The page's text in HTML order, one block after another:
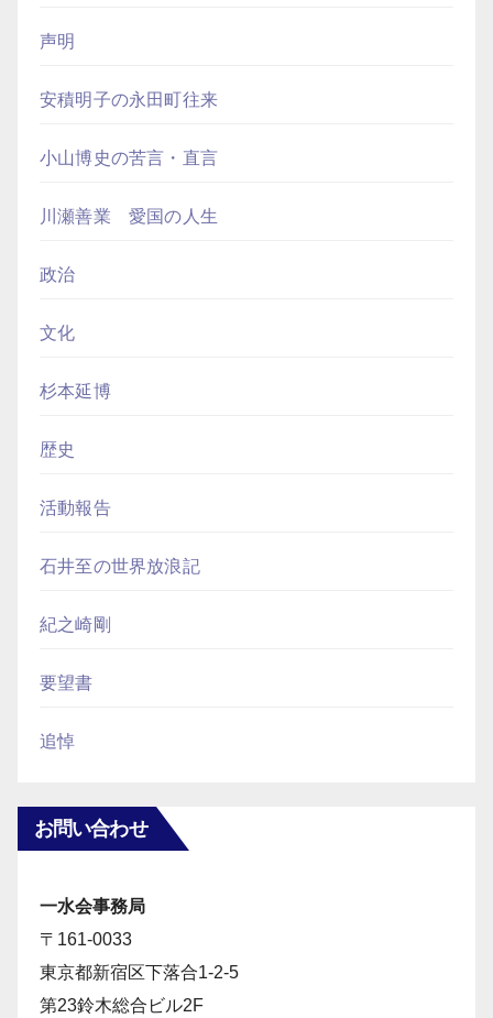
声明
安積明子の永田町往来
小山博史の苦言・直言
川瀬善業 愛国の人生
政治
文化
杉本延博
歴史
活動報告
石井至の世界放浪記
紀之崎剛
要望書
追悼
お問い合わせ
一水会事務局
〒161-0033
東京都新宿区下落合1-2-5
第23鈴木総合ビル2F